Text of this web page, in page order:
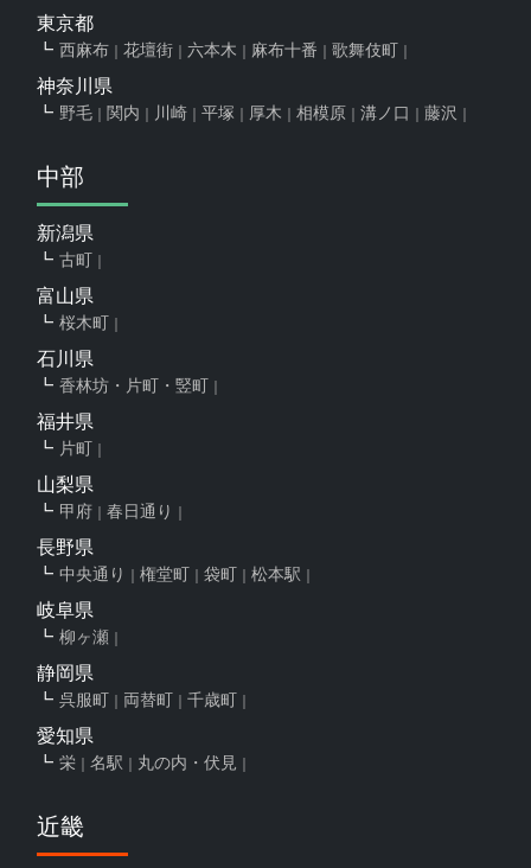
東京都
西麻布 花壇街 六本木 麻布十番 歌舞伎町
神奈川県
野毛 関内 川崎 平塚 厚木 相模原 溝ノ口 藤沢
中部
新潟県
古町
富山県
桜木町
石川県
香林坊・片町・竪町
福井県
片町
山梨県
甲府 春日通り
長野県
中央通り 権堂町 袋町 松本駅
岐阜県
柳ヶ瀬
静岡県
呉服町 両替町 千歳町
愛知県
栄 名駅 丸の内・伏見
近畿